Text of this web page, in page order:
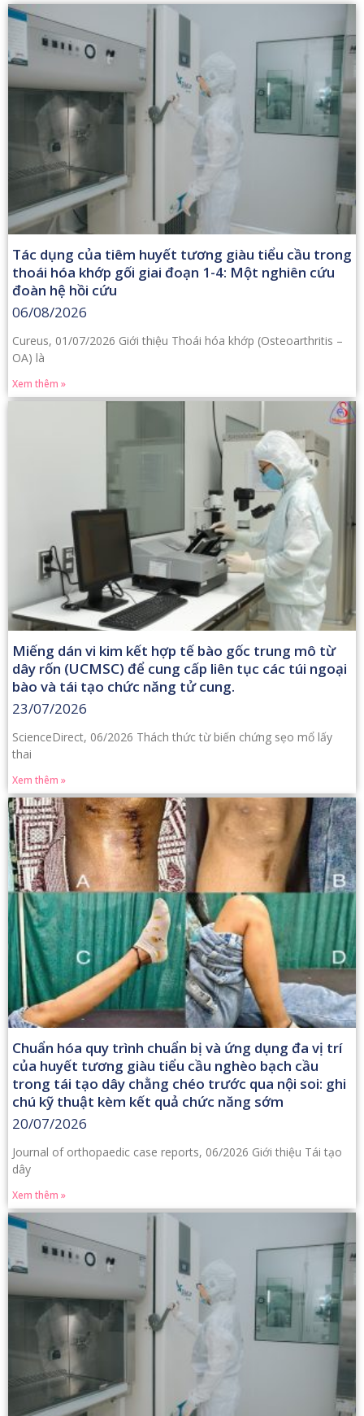
Tác dụng của tiêm huyết tương giàu tiểu cầu trong
thoái hóa khớp gối giai đoạn 1-4: Một nghiên cứu
đoàn hệ hồi cứu
06/08/2026
Cureus, 01/07/2026 Giới thiệu Thoái hóa khớp (Osteoarthritis –
OA) là
Xem thêm »
Miếng dán vi kim kết hợp tế bào gốc trung mô từ
dây rốn (UCMSC) để cung cấp liên tục các túi ngoại
bào và tái tạo chức năng tử cung.
23/07/2026
ScienceDirect, 06/2026 Thách thức từ biến chứng sẹo mổ lấy
thai
Xem thêm »
Chuẩn hóa quy trình chuẩn bị và ứng dụng đa vị trí
của huyết tương giàu tiểu cầu nghèo bạch cầu
trong tái tạo dây chằng chéo trước qua nội soi: ghi
chú kỹ thuật kèm kết quả chức năng sớm
20/07/2026
Journal of orthopaedic case reports, 06/2026 Giới thiệu Tái tạo
dây
Xem thêm »